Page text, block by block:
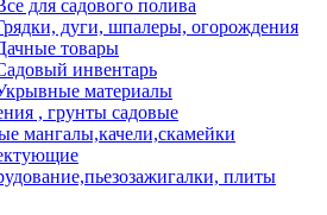
для садового полива
дуги, шпалеры, огорождения
товары
инвентарь
материалы
, грунты садовые
мангалы,качели,скамейки
плиты